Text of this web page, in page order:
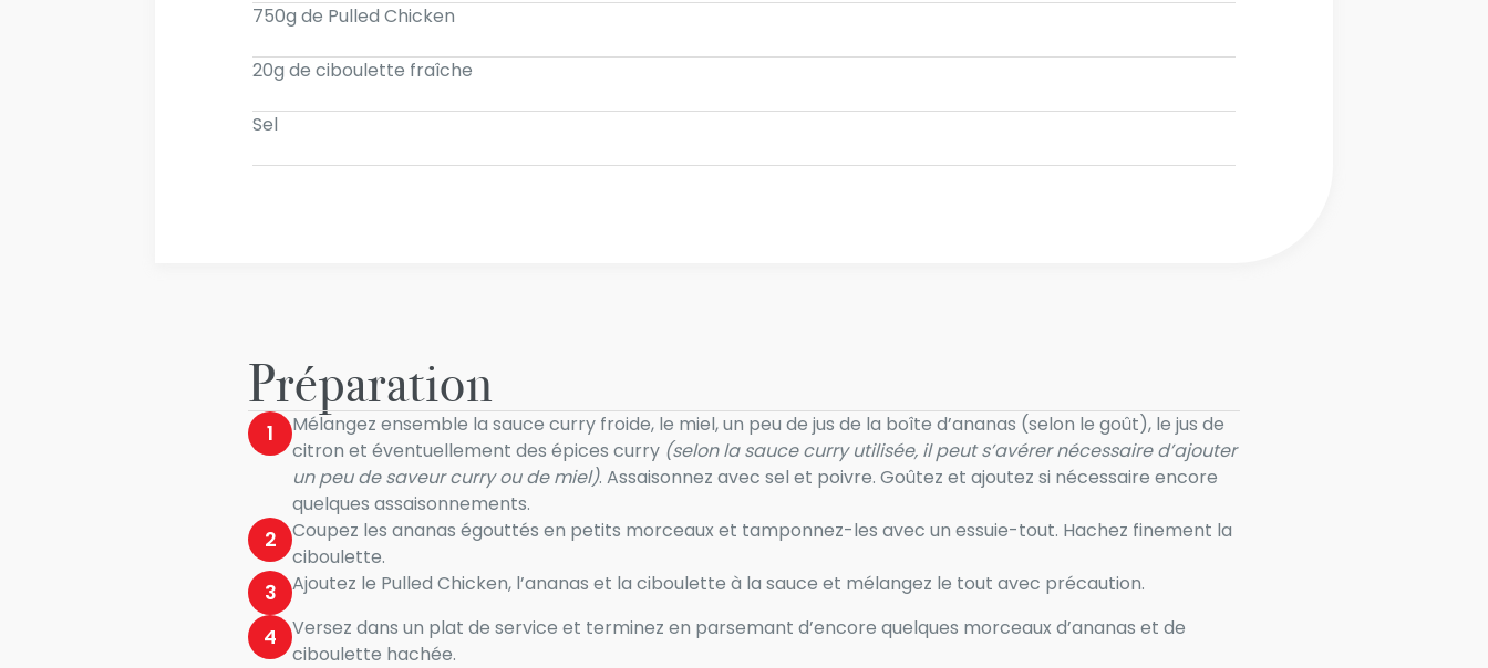
750g de Pulled Chicken
20g de ciboulette fraîche
Sel
Préparation
1
Mélangez ensemble la sauce curry froide, le miel, un peu de jus de la boîte d’ananas (selon le goût), le jus de
citron et éventuellement des épices curry (selon la sauce curry utilisée, il peut s’avérer nécessaire d’ajouter
un peu de saveur curry ou de miel). Assaisonnez avec sel et poivre. Goûtez et ajoutez si nécessaire encore
quelques assaisonnements.
2
Coupez les ananas égouttés en petits morceaux et tamponnez-les avec un essuie-tout. Hachez finement la
ciboulette.
3 Ajoutez le Pulled Chicken, l’ananas et la ciboulette à la sauce et mélangez le tout avec précaution.
4
Versez dans un plat de service et terminez en parsemant d’encore quelques morceaux d’ananas et de
ciboulette hachée.